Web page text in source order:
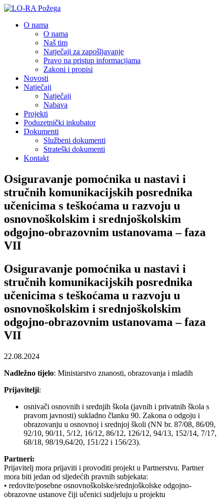
O nama
O nama
Naš tim
Natječaji za zapošljavanje
Pravo na pristup informacijama
Zakoni i propisi
Novosti
Natječaji
Natječaji
Nabava
Projekti
Poduzetnički inkubator
Dokumenti
Službeni dokumenti
Strateški dokumenti
Kontakt
Osiguravanje pomoćnika u nastavi i
stručnih komunikacijskih posrednika
učenicima s teškoćama u razvoju u
osnovnoškolskim i srednjoškolskim
odgojno-obrazovnim ustanovama – faza
VII
Osiguravanje pomoćnika u nastavi i
stručnih komunikacijskih posrednika
učenicima s teškoćama u razvoju u
osnovnoškolskim i srednjoškolskim
odgojno-obrazovnim ustanovama – faza
VII
22.08.2024
Nadležno tijelo: Ministarstvo znanosti, obrazovanja i mladih
Prijavitelji:
osnivači osnovnih i srednjih škola (javnih i privatnih škola s
pravom javnosti) sukladno članku 90. Zakona o odgoju i
obrazovanju u osnovnoj i srednjoj školi (NN br. 87/08, 86/09,
92/10, 90/11, 5/12, 16/12, 86/12, 126/12, 94/13, 152/14, 7/17,
68/18, 98/19,64/20, 151/22 i 156/23).
Partneri:
Prijavitelj mora prijaviti i provoditi projekt u Partnerstvu. Partner
mora biti jedan od sljedećih pravnih subjekata:
• redovite/posebne osnovnoškolske/srednjoškolske odgojno-
obrazovne ustanove čiji učenici sudjeluju u projektu